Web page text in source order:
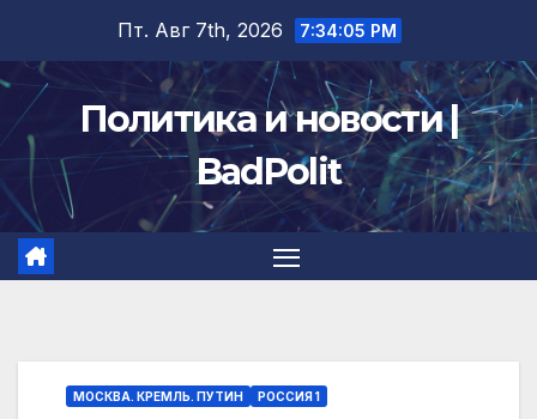
содержимому
Пт. Авг 7th, 2026 7:34:06 PM
Политика и новости |
BadPolit
МОСКВА. КРЕМЛЬ. ПУТИН РОССИЯ 1